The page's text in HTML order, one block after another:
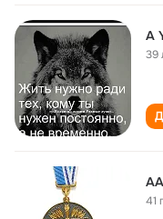
A
39
41